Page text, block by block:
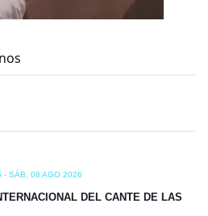
- SÁB, 08 AGO 2026
DEL CANTE DE LAS